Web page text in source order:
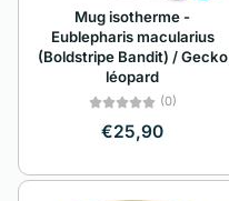
Mug isotherme -
Eublepharis macularius
(Boldstripe Bandit) / Gecko
léopard
(0)
€25,90